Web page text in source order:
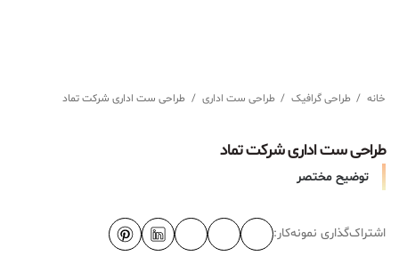
خانه / طراحی گرافیک / طراحی ست اداری / طراحی ست اداری شرکت تماد
توضیح مختصر
طراحی ست اداری شرکت تماد
اشتراک‌گذاری نمونه‌کار: